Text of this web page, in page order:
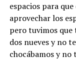
espacios para
aprovechar los
pero tuvimos
dos nueves y no
chocábamos y